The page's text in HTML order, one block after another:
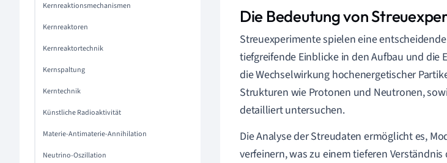
Kernreaktionsmechanismen
Kernreaktoren
Kernreaktortechnik
Kernspaltung
Kerntechnik
Künstliche Radioaktivität
Materie-Antimaterie-Annihilation
Neutrino-Oszillation
Die Bedeutung von
Streuexperimente spielen eine
tiefgreifende Einblicke in den Aufbau und die
die Wechselwirkung hochenergetischer
Strukturen wie Protonen und Neutronen,
detailliert untersuchen.
Die Analyse der Streudaten ermöglicht es,
verfeinern, was zu einem tieferen